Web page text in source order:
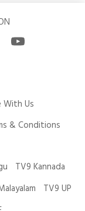
Us
& Conditions
TV9 Kannada
TV9 UP